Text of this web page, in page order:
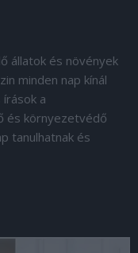
állatok és növények
minden nap kínál
a
és környezetvédő
tanulhatnak és